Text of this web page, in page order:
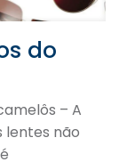
do
– A
lentes não